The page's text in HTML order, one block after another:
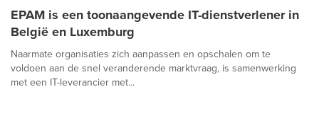
EPAM is een toonaangevende IT-dienstverlener in
België en Luxemburg
Naarmate organisaties zich aanpassen en opschalen om te
voldoen aan de snel veranderende marktvraag, is samenwerking
met een IT-leverancier met...